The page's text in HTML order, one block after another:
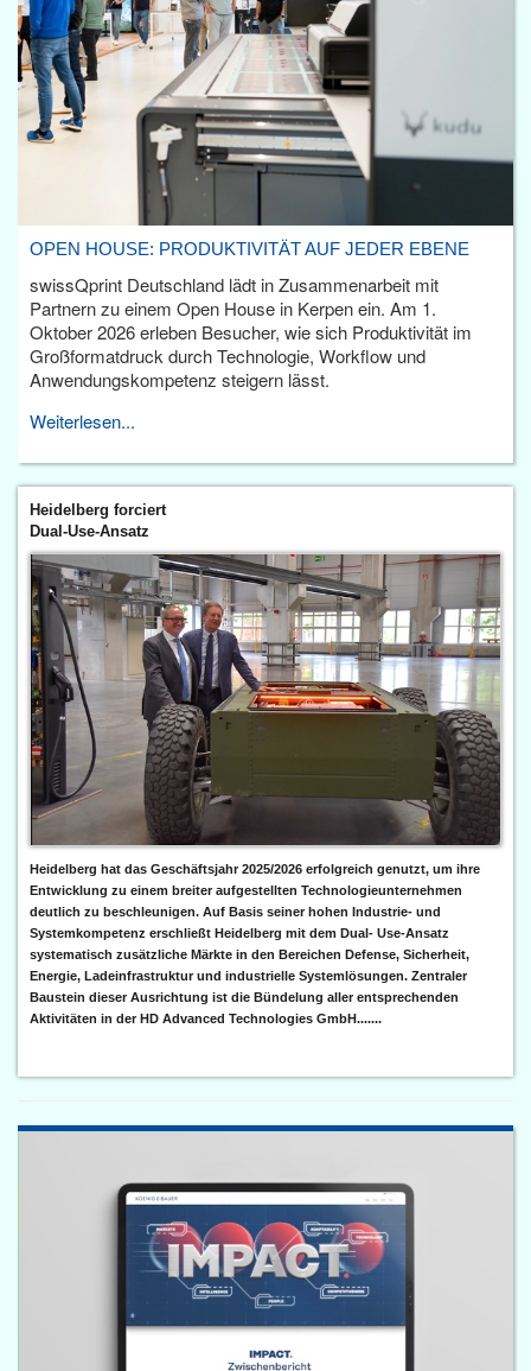
OPEN HOUSE: PRODUKTIVITÄT AUF JEDER EBENE
swissQprint Deutschland lädt in Zusammenarbeit mit
Partnern zu einem Open House in Kerpen ein. Am 1.
Oktober 2026 erleben Besucher, wie sich Produktivität im
Großformatdruck durch Technologie, Workflow und
Anwendungskompetenz steigern lässt.
Weiterlesen...
Heidelberg forciert
Dual-Use-Ansatz
Heidelberg hat das Geschäftsjahr 2025/2026 erfolgreich genutzt, um ihre
Entwicklung zu einem breiter aufgestellten Technologieunternehmen
deutlich zu beschleunigen. Auf Basis seiner hohen Industrie- und
Systemkompetenz erschließt Heidelberg mit dem Dual- Use-Ansatz
systematisch zusätzliche Märkte in den Bereichen Defense, Sicherheit,
Energie, Ladeinfrastruktur und industrielle Systemlösungen. Zentraler
Baustein dieser Ausrichtung ist die Bündelung aller entsprechenden
Aktivitäten in der HD Advanced Technologies GmbH.......